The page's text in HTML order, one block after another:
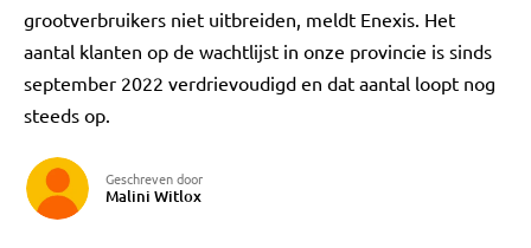
grootverbruikers niet uitbreiden, meldt Enexis. Het
aantal klanten op de wachtlijst in onze provincie is sinds
september 2022 verdrievoudigd en dat aantal loopt nog
steeds op.
Geschreven door
Malini Witlox